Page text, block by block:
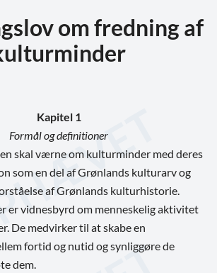
om fredning af
Kapitel 1
Formål og definitioner
skal værne om kulturminder med deres
som en del af Grønlands kulturarv og
af Grønlands kulturhistorie.
er vidnesbyrd om menneskelig aktivitet
De medvirker til at skabe en
fortid og nutid og synliggøre de
dem.